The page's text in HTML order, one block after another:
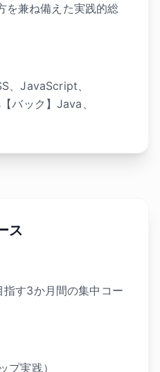
を兼ね備えた実践的総
、JavaScript、
バック】Java、
ス
す3か月間の集中コー
プ実践）